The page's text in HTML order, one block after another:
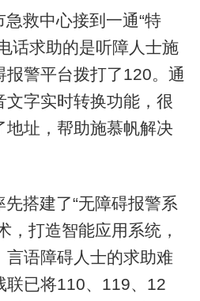
救中心接到一通“特
话求助的是听障人士施
警平台拨打了120。通
文字实时转换功能，很
地址，帮助施慕帆解决
搭建了“无障碍报警系
，打造智能应用系统，
言语障碍人士的求助难
联已将110、119、12